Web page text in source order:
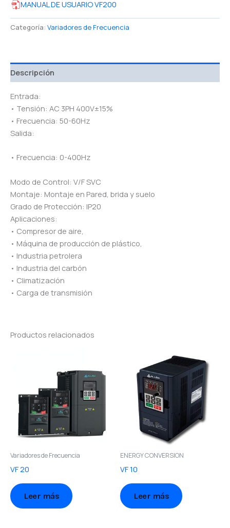
MANUAL DE USUARIO VF200
Categoría: Variadores de Frecuencia
Descripción
Entrada:
• Tensión: AC 3PH 400V±15%
• Frecuencia: 50-60Hz
Salida:
• Frecuencia: 0-400Hz
Modo de Control: V/F SVC
Montaje: Montaje en Pared, brida y suelo
Grado de Protección: IP20
Aplicaciones:
• Compresor de aire,
• Máquina de producción de plástico,
• Industria petrolera
• Industria del carbón
• Climatización
• Carga de transmisión
Productos relacionados
Variadores de Frecuencia
VF 20
Leer más
ENERGY CONVERSION
VF 10
Leer más